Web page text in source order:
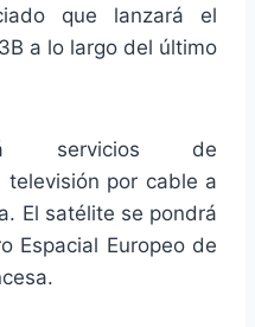
que lanzará el
a lo largo del último
servicios de
televisión por cable a
El satélite se pondrá
Espacial Europeo de